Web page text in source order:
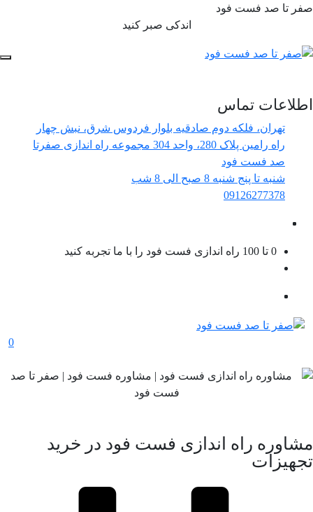
صفر تا صد فست فود
اندکی صبر کنید
اطلاعات تماس
تهران، فلکه دوم صادقیه بلوار فردوس شرق، نبش چهار
راه رامین پلاک 280، واحد 304 مجموعه راه اندازی صفرتا
صد فست فود
شنبه تا پنج شنبه 8 صبح الی 8 شب
09126277378
0 تا 100 راه اندازی فست فود را با ما تجربه کنید
0
مشاوره راه اندازی فست فود در خرید
تجهیزات